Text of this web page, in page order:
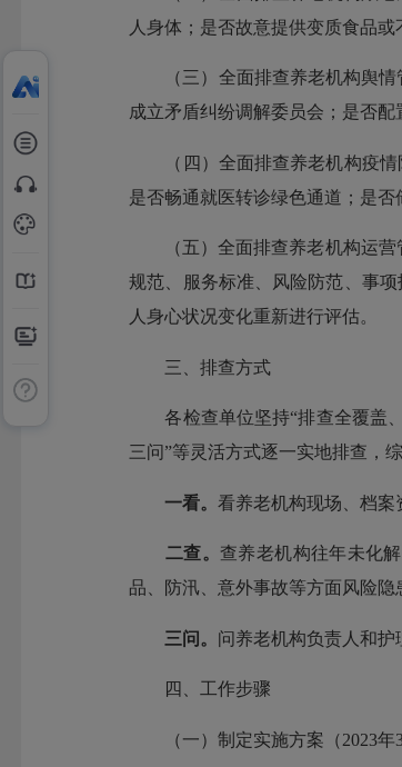
人身体；是否故意提供变质食品
（三）全面排查养老机构舆情
成立矛盾纠纷调解委员会；是否
（四）全面排查养老机构疫情防
是否畅通就医转诊绿色通道；是
（五）全面排查养老机构运营管
规范、服务标准、风险防范、事
人身心状况变化重新进行评估。
三、排查方式
各检查单位坚持“排查全覆盖、
三问”等灵活方式逐一实地排查，
一看。看养老机构现场、档案
二查。 查养老机构往年未化
品、防汛、意外事故等方面风险隐
三问。 问养老机构负责人和护
四、工作步骤
（一）制定实施方案（2023年3